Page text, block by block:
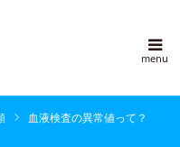
血液検査の異常値って？